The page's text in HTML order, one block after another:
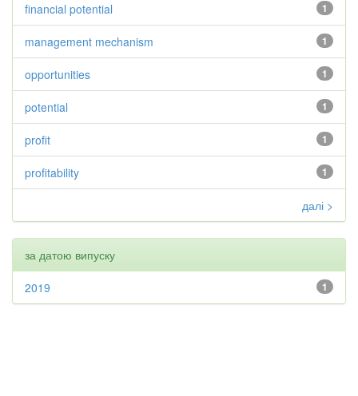
1
financial potential
1
management mechanism
1
opportunities
1
potential
1
profit
1
profitability
далі >
за датою випуску
1
2019